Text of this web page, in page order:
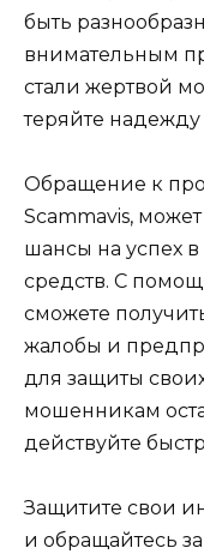
быть
внимательным
стали жертвой
теряйте
Обращение к
Scammavis,
шансы на успех
средств. С
сможете
жалобы и
для защиты
мошенникам
действуйте
Защитите свои
и обращайтесь